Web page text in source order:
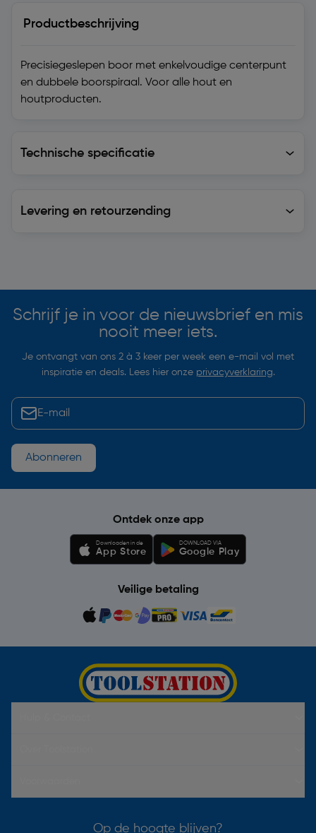
Productbeschrijving
Precisiegeslepen boor met enkelvoudige centerpunt
en dubbele boorspiraal. Voor alle hout en
houtproducten.
Technische specificatie
Levering en retourzending
Schrijf je in voor de nieuwsbrief en mis
nooit meer iets.
Je ontvangt van ons 2 à 3 keer per week een e-mail vol met
inspiratie en deals. Lees hier onze privacyverklaring.
Abonneren
Ontdek onze app
Downloaden in de
App Store
DOWNLOAD VIA
Google Play
Veilige betaling
Op de hoogte blijven?